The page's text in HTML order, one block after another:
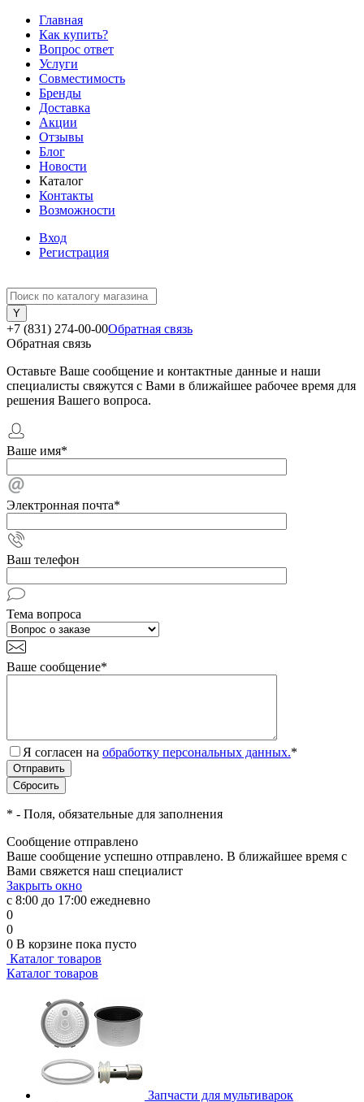
Главная
Как купить?
Вопрос ответ
Услуги
Совместимость
Бренды
Доставка
Акции
Отзывы
Блог
Новости
Каталог
Контакты
Возможности
Вход
Регистрация
+7 (831) 274-00-00Обратная связь
Обратная связь
Оставьте Ваше сообщение и контактные данные и наши
специалисты свяжутся с Вами в ближайшее рабочее время для
решения Вашего вопроса.
Ваше имя*
Электронная почта*
Ваш телефон
Тема вопроса
Ваше сообщение*
Я согласен на обработку персональных данных.*
* - Поля, обязательные для заполнения
Сообщение отправлено
Ваше сообщение успешно отправлено. В ближайшее время с
Вами свяжется наш специалист
Закрыть окно
с 8:00 до 17:00 ежедневно
0
0
0 В корзине пока пусто
Каталог товаров
Каталог товаров
Запчасти для мультиварок